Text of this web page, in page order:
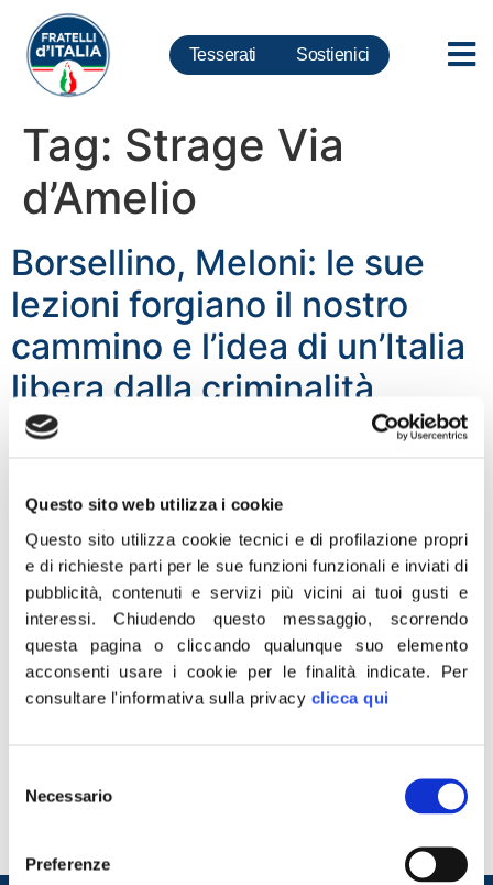
Questo sito web utilizza i cookie
Questo sito utilizza cookie tecnici e di profilazione propri
e di richieste parti per le sue funzioni funzionali e inviati di
pubblicità, contenuti e servizi più vicini ai tuoi gusti e
interessi.Chiudendo questo messaggio, scorrendo
questa pagina o cliccando qualunque suo elemento
acconsenti usare i cookie per le finalità indicate. Per
consultare l'informativa sulla privacy clicca qui
delNecessario
Preferenze
Tesserati Sostienici
Tag: Strage Via
d’Amelio
Borsellino, Meloni: le sue
lezioni forgiano il nostro
cammino e l’idea di un’Italia
libera dalla criminalità
“Il 19 luglio di 30 anni fa il giudice Paolo Borsellino
Falcone. Una strage che dilaniò i corpi del giudice e
degli agenti della sua scorta, ma anche l’anima e i cuori